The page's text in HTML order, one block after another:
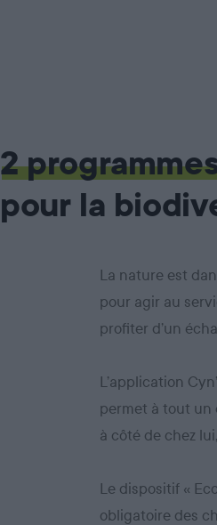
2
pour la
La nature est
pour agir au
profiter d’un
L’application
permet à tout un
à côté de chez
Le dispositif «
obligatoire des